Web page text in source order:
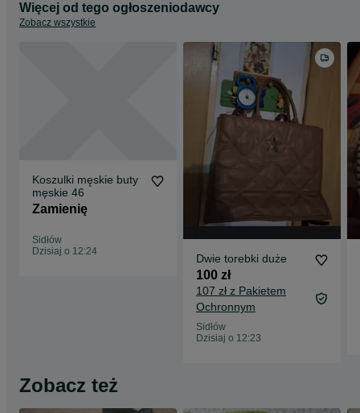
Więcej od tego ogłoszeniodawcy
Zobacz wszystkie
Koszulki męskie buty
męskie 46
Zamienię
Sidłów
Dzisiaj o 12:24
Dwie torebki duże
100 zł
107 zł z Pakietem
Ochronnym
Sidłów
Dzisiaj o 12:23
Zobacz też